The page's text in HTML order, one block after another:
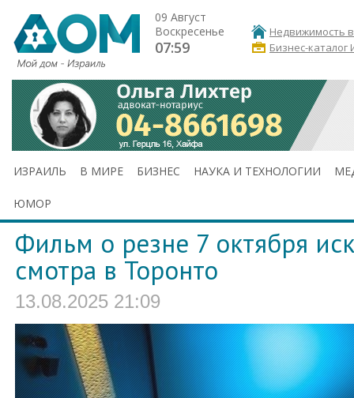
09 Август
Воскресенье
07:59
Недвижимость
Бизнес-каталог
ИЗРАИЛЬ В МИРЕ БИЗНЕС НАУКА И ТЕХНОЛОГИИ
ЮМОР
Фильм о резне 7 октября
смотра в Торонто
13.08.2025 21:09